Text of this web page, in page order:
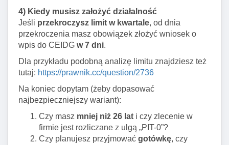
4) Kiedy musisz założyć działalność
Jeśli przekroczysz limit w kwartale, od dnia
przekroczenia masz obowiązek złożyć wniosek o
wpis do CEIDG w 7 dni.
Dla przykładu podobną analizę limitu znajdziesz też
tutaj: https://prawnik.cc/question/2736
Na koniec dopytam (żeby dopasować
najbezpieczniejszy wariant):
Czy masz mniej niż 26 lat i czy zlecenie w
firmie jest rozliczane z ulgą „PIT-0”?
Czy planujesz przyjmować gotówkę, czy